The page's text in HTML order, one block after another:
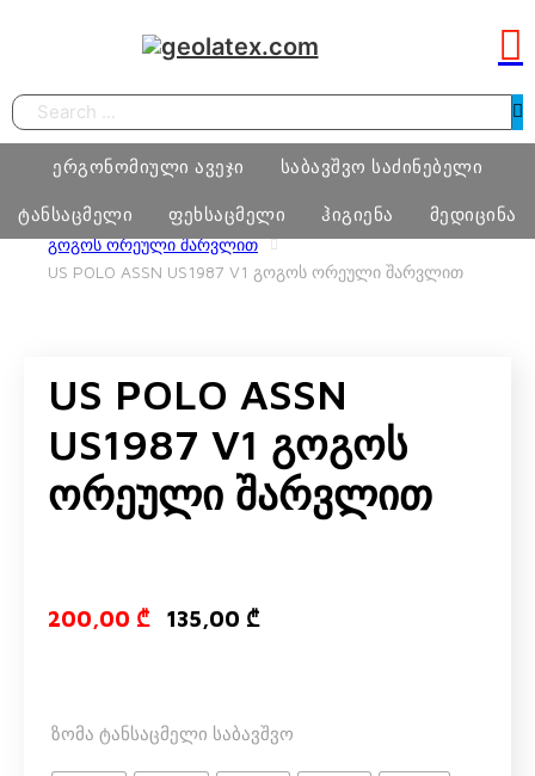
Search
ერგონომიული ავეჯი
ოფისი
სკოლამდელი ასაკის ავეჯი
საბავშვო საძინებელი
განათება, ხალიჩა
ტანსაცმელი
ქალი
კაცი
ნატურალური შალის პროდუქცია
ფეხსაცმელი ჰიგიენა
პრეზერვატივი
მედიცინა
HOME ᲢᲐᲜᲡᲐᲪᲛᲔᲚᲘ
US POLO ASSN GIRL
ᲒᲝᲒᲝᲡ ᲝᲠᲔᲣᲚᲘ ᲨᲐᲠᲕᲚᲘᲗ
US POLO ASSN US1987 V1 ᲒᲝᲒᲝᲡ ᲝᲠᲔᲣᲚᲘ ᲨᲐᲠᲕᲚᲘᲗ
US POLO ASSN
US1987 V1 Გოგოს
Ორეული Შარვლით
200,00 ₾ Original
135,00 ₾Current
ზომა ტანსაცმელი საბავშვო